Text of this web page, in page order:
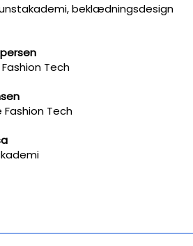
beklædningsdesign
Tech
Fashion Tech